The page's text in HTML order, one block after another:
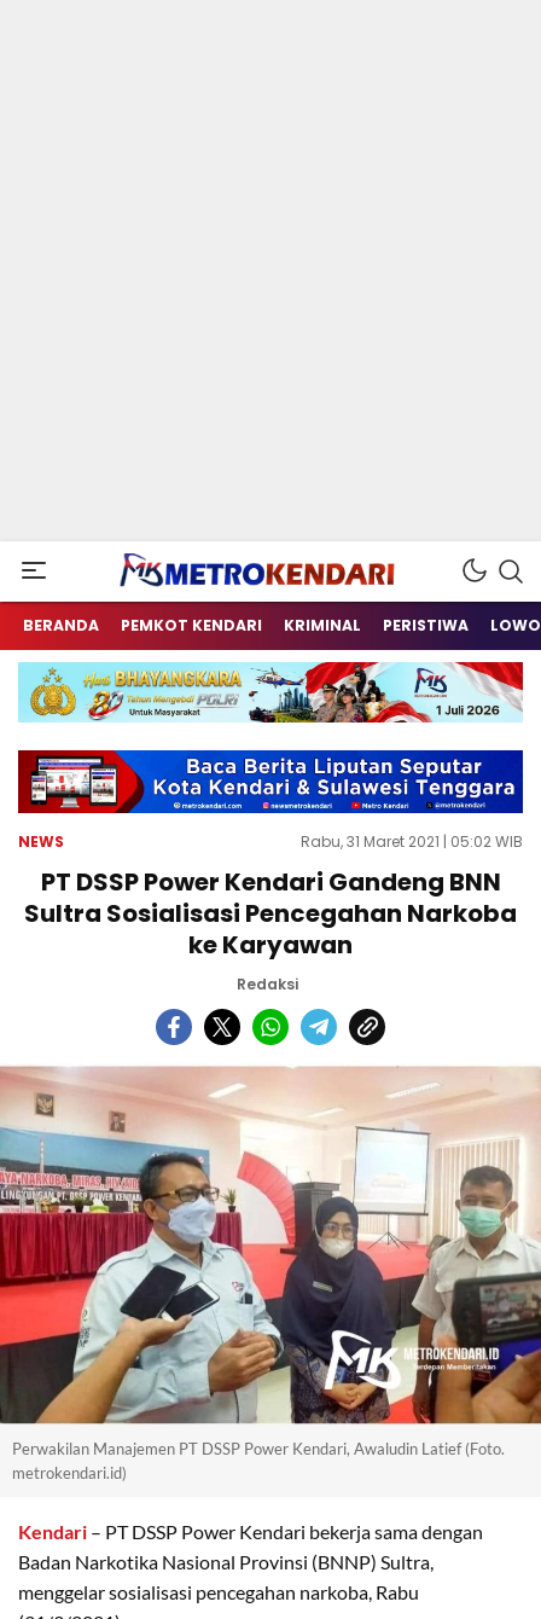
metrokendari
Berita Terkini Sulawesi Tenggara
BERANDA PEMKOT KENDARI KRIMINAL PERISTIWA
NEWS Rabu, 31 Maret 2021 | 05:02 WIB
PT DSSP Power Kendari Gandeng BNN
Sultra Sosialisasi Pencegahan Narkoba
ke Karyawan
Redaksi
Perwakilan Manajemen PT DSSP Power Kendari, Awaludin Latief (Foto.
metrokendari.id)
Kendari – PT DSSP Power Kendari bekerja sama dengan
Badan Narkotika Nasional Provinsi (BNNP) Sultra,
menggelar sosialisasi pencegahan narkoba, Rabu